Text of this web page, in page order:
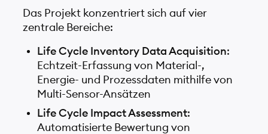
Das Projekt konzentriert sich auf vier
zentrale Bereiche:
Life Cycle Inventory Data Acquisition:
Echtzeit-Erfassung von Material-,
Energie- und Prozessdaten mithilfe von
Multi-Sensor-Ansätzen
Life Cycle Impact Assessment:
Automatisierte Bewertung von